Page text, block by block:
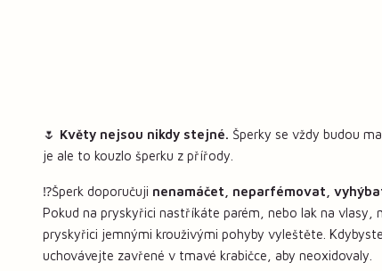
🌷 Květy nejsou nikdy stejné. Šperky se vždy budou
je ale to kouzlo šperku z přířody.
⁉️Šperk doporučuji nenamáčet, neparfémovat,
Pokud na pryskyřici nastříkáte parém, nebo lak na
pryskyřici jemnými krouživými pohyby vyleštěte.
uchovávejte zavřené v tmavé krabičce, aby neoxidovaly.